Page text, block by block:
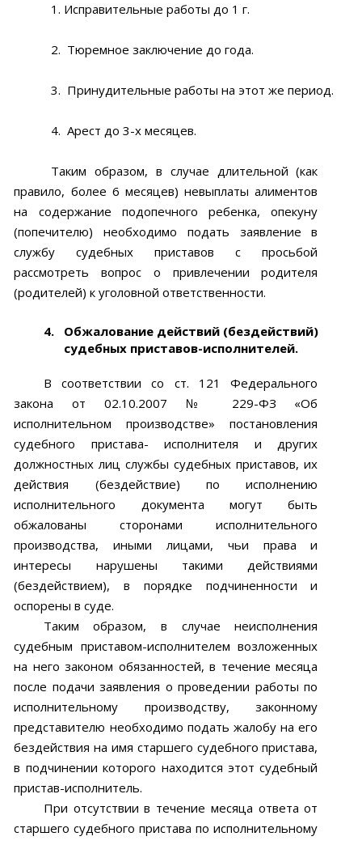
1. Исправительные работы до 1 г.
2. Тюремное заключение до года.
3. Принудительные работы на этот же период.
4. Арест до 3-х месяцев.
Таким образом, в случае длительной (как
правило, более 6 месяцев) невыплаты алиментов
на содержание подопечного ребенка, опекуну
(попечителю) необходимо подать заявление в
службу судебных приставов с просьбой
рассмотреть вопрос о привлечении родителя
(родителей) к уголовной ответственности.
4.
Обжалование действий (бездействий)
судебных приставов-исполнителей.
В соответствии со ст. 121 Федерального
закона от 02.10.2007 № 229-ФЗ «Об
исполнительном производстве» постановления
судебного пристава- исполнителя и других
должностных лиц службы судебных приставов, их
действия (бездействие) по исполнению
исполнительного документа могут быть
обжалованы сторонами исполнительного
производства, иными лицами, чьи права и
интересы нарушены такими действиями
(бездействием), в порядке подчиненности и
оспорены в суде.
Таким образом, в случае неисполнения
судебным приставом-исполнителем возложенных
на него законом обязанностей, в течение месяца
после подачи заявления о проведении работы по
исполнительному производству, законному
представителю необходимо подать жалобу на его
бездействия на имя старшего судебного пристава,
в подчинении которого находится этот судебный
пристав-исполнитель.
При отсутствии в течение месяца ответа от
старшего судебного пристава по исполнительному